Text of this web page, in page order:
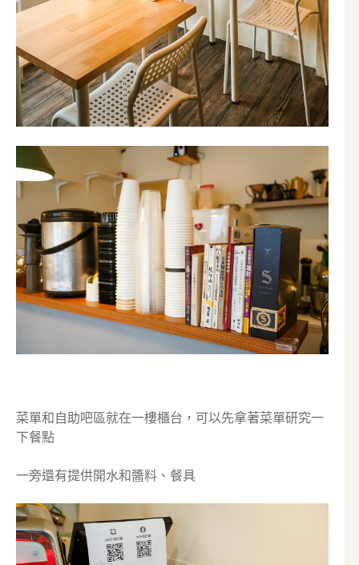
菜單和自助吧區就在一樓櫃台，可以先拿著菜單研究一
下餐點
一旁還有提供開水和醬料、餐具